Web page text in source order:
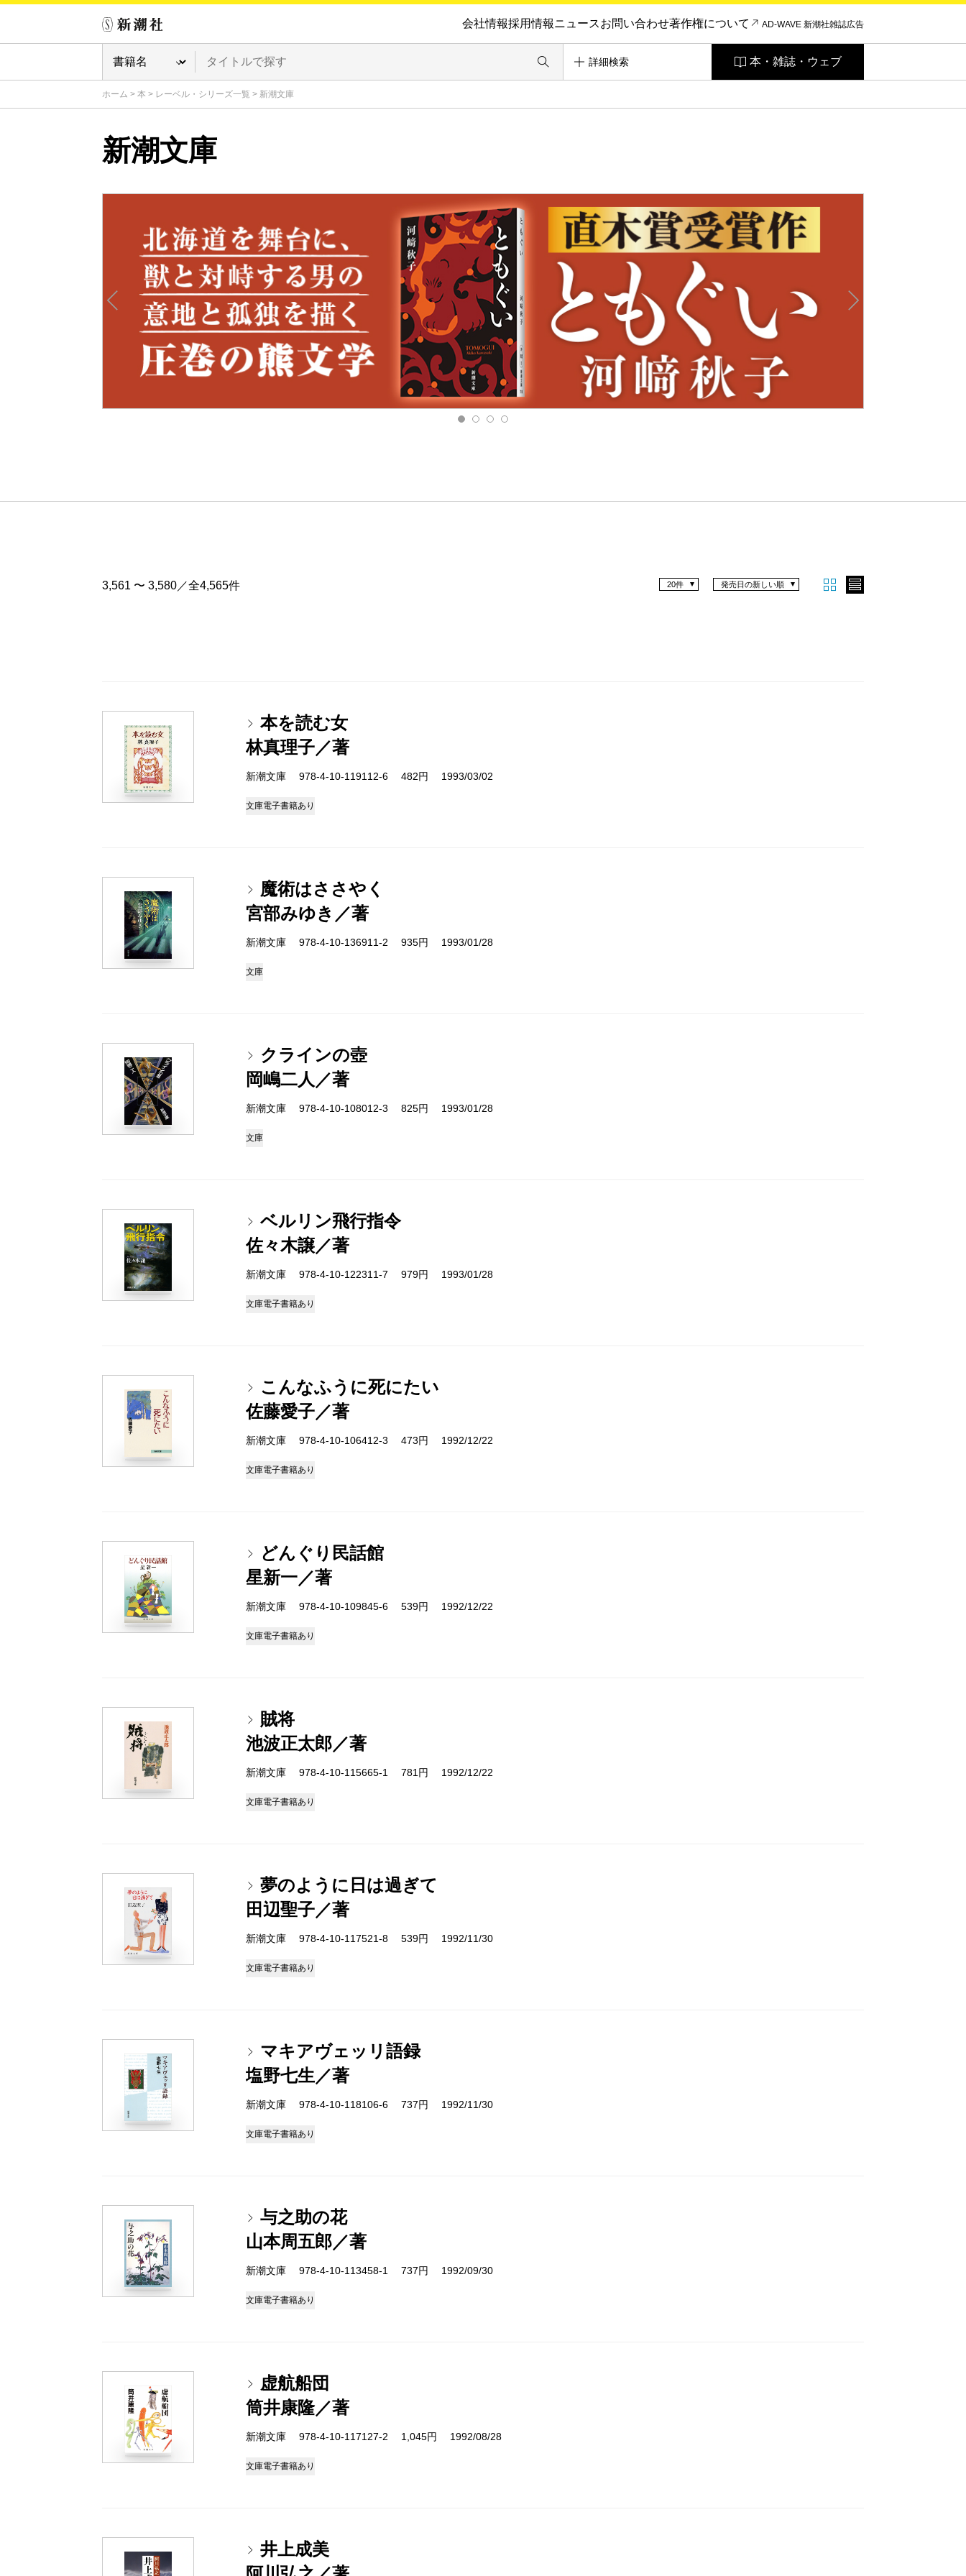
会社情報採用情報ニュースお問い合わせ著作権について AD-WAVE 新潮社雑誌広告
詳細検索 本・雑誌・ウェブ
ホーム > 本 > レーベル・シリーズ一覧 > 新潮文庫
新潮文庫
3,561 〜 3,580／全4,565件 発売日の新しい順
20件
本を読む女
林真理子／著
新潮文庫 978-4-10-119112-6 482円 1993/03/02
文庫電子書籍あり
魔術はささやく
宮部みゆき／著
新潮文庫 978-4-10-136911-2 935円 1993/01/28
文庫
クラインの壺
岡嶋二人／著
新潮文庫 978-4-10-108012-3 825円 1993/01/28
文庫
ベルリン飛行指令
佐々木譲／著
新潮文庫 978-4-10-122311-7 979円 1993/01/28
文庫電子書籍あり
こんなふうに死にたい
佐藤愛子／著
新潮文庫 978-4-10-106412-3 473円 1992/12/22
文庫電子書籍あり
どんぐり民話館
星新一／著
新潮文庫 978-4-10-109845-6 539円 1992/12/22
文庫電子書籍あり
賊将
池波正太郎／著
新潮文庫 978-4-10-115665-1 781円 1992/12/22
文庫電子書籍あり
夢のように日は過ぎて
田辺聖子／著
新潮文庫 978-4-10-117521-8 539円 1992/11/30
文庫電子書籍あり
マキアヴェッリ語録
塩野七生／著
新潮文庫 978-4-10-118106-6 737円 1992/11/30
文庫電子書籍あり
与之助の花
山本周五郎／著
新潮文庫 978-4-10-113458-1 737円 1992/09/30
文庫電子書籍あり
虚航船団
筒井康隆／著
新潮文庫 978-4-10-117127-2 1,045円 1992/08/28
文庫電子書籍あり
井上成美